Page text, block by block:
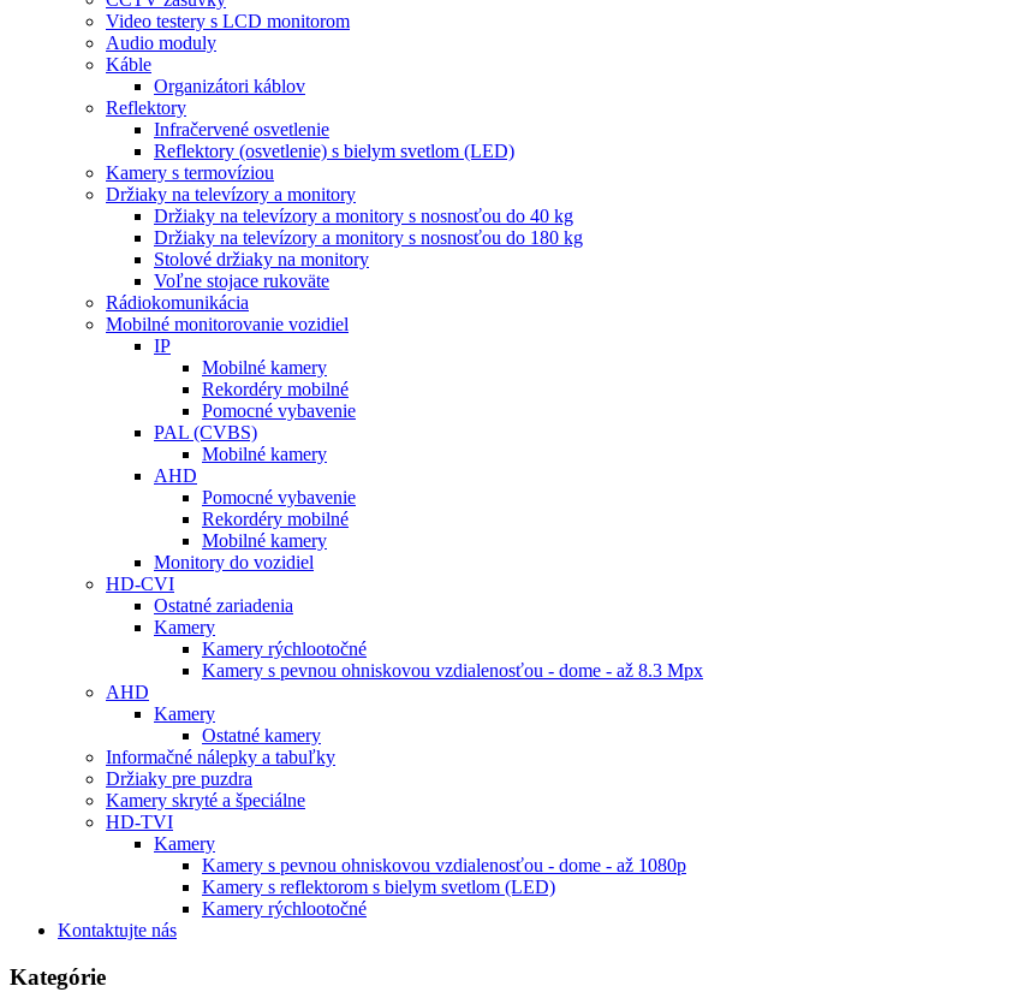
Video testery s LCD monitorom
Audio moduly
Káble
Organizátori káblov
Reflektory
Infračervené osvetlenie
Reflektory (osvetlenie) s bielym svetlom (LED)
Kamery s termovíziou
Držiaky na televízory a monitory
Držiaky na televízory a monitory s nosnosťou do 40 kg
Držiaky na televízory a monitory s nosnosťou do 180 kg
Stolové držiaky na monitory
Voľne stojace rukoväte
Rádiokomunikácia
Mobilné monitorovanie vozidiel
IP
Mobilné kamery
Rekordéry mobilné
Pomocné vybavenie
PAL (CVBS)
Mobilné kamery
AHD
Pomocné vybavenie
Rekordéry mobilné
Mobilné kamery
Monitory do vozidiel
HD-CVI
Ostatné zariadenia
Kamery
Kamery rýchlootočné
Kamery s pevnou ohniskovou vzdialenosťou - dome - až 8.3 Mpx
AHD
Kamery
Ostatné kamery
Informačné nálepky a tabuľky
Držiaky pre puzdra
Kamery skryté a špeciálne
HD-TVI
Kamery
Kamery s pevnou ohniskovou vzdialenosťou - dome - až 1080p
Kamery s reflektorom s bielym svetlom (LED)
Kamery rýchlootočné
Kontaktujte nás
Kategórie